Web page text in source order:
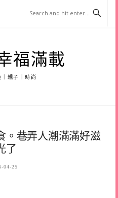
福滿載
親子｜時尚
巷弄人潮滿滿好滋
了
04-25